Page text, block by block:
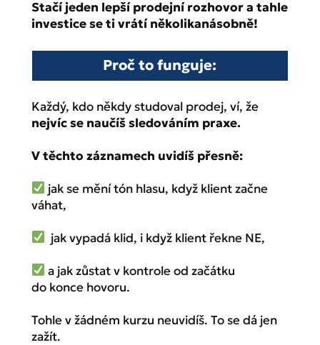
Stačí jeden lepší prodejní rozhovor a tahle
investice se ti vrátí několikanásobně!
Proč to funguje:
Každý, kdo někdy studoval prodej, ví, že
nejvíc se naučíš sledováním praxe.
V těchto záznamech uvidíš přesně:
jak se mění tón hlasu, když klient začne
váhat,
jak vypadá klid, i když klient řekne NE,
a jak zůstat v kontrole od začátku
do konce hovoru.
Tohle v žádném kurzu neuvidíš. To se dá jen
zažít.